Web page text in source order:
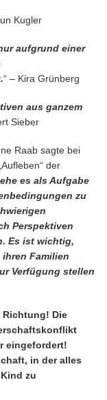
Kugler
aufgrund einer
“ – Kira Grünberg
aus ganzem
Sieber
Raab sagte bei
der
es als Aufgabe
zu
Perspektiven
Es ist wichtig,
Familien
Verfügung stellen
Die
eingefordert!
in der alles
zu